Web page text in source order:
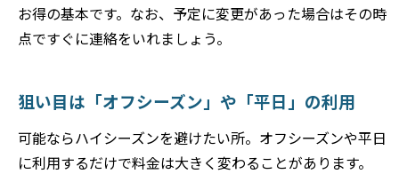
お得の基本です。なお、予定に変更があった場合はその時
点ですぐに連絡をいれましょう。
狙い目は「オフシーズン」や「平日」の利用
可能ならハイシーズンを避けたい所。オフシーズンや平日
に利用するだけで料金は大きく変わることがあります。